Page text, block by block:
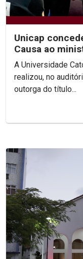
Unicap
Causa ao
A Universidade
realizou, no
outorga do título...